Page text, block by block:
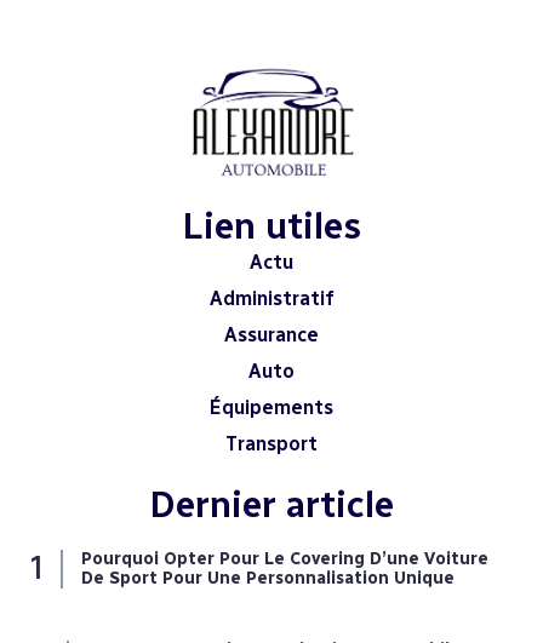
Lien utiles
Actu
Administratif
Assurance
Auto
Équipements
Transport
Dernier article
Pourquoi Opter Pour Le Covering D’une Voiture
De Sport Pour Une Personnalisation Unique